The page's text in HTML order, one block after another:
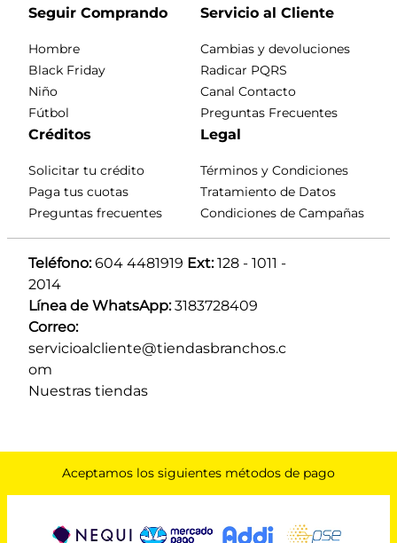
Seguir Comprando
Hombre
Black Friday
Niño
Fútbol
Servicio al Cliente
Cambias y devoluciones
Radicar PQRS
Canal Contacto
Preguntas Frecuentes
Créditos
Solicitar tu crédito
Paga tus cuotas
Preguntas frecuentes
Legal
Términos y Condiciones
Tratamiento de Datos
Condiciones de Campañas
Teléfono: 604 4481919 Ext: 128 - 1011 -
2014
Línea de WhatsApp: 3183728409
Correo:
servicioalcliente@tiendasbranchos.c
om
Nuestras tiendas
Aceptamos los siguientes métodos de pago